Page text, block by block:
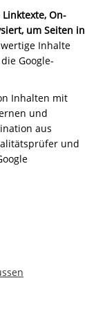
Linktexte, On-
um Seiten in
Inhalte
Google-
Inhalten mit
und
aus
und